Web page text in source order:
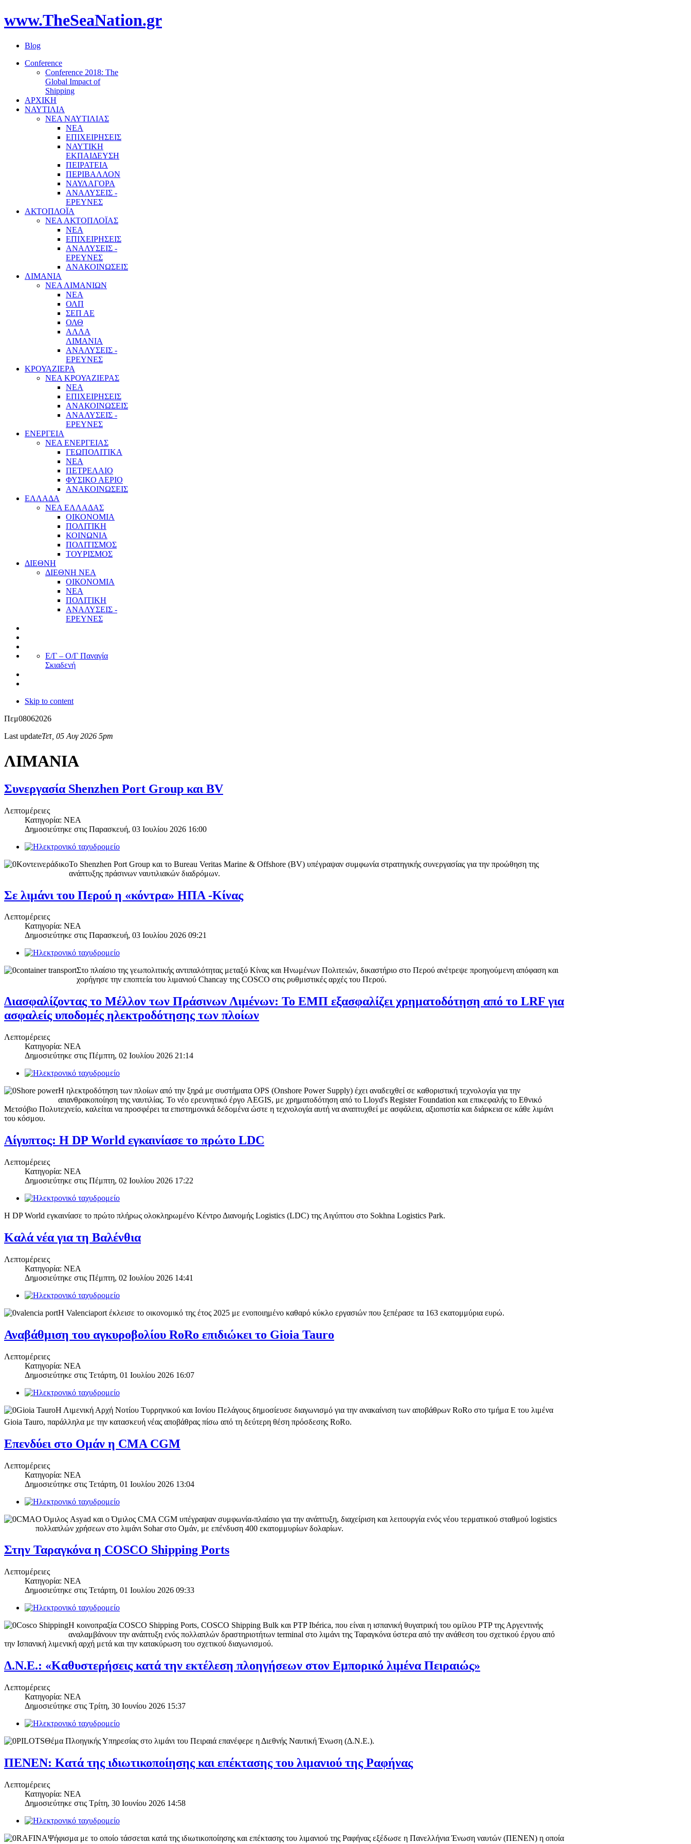
www.TheSeaNation.gr
Blog
Conference
Conference 2018: The
Global Impact of
Shipping
ΑΡΧΙΚΗ
ΝΑΥΤΙΛΙΑ
ΝΕΑ ΝΑΥΤΙΛΙΑΣ
ΝΕΑ
ΕΠΙΧΕΙΡΗΣΕΙΣ
ΝΑΥΤΙΚΗ
ΕΚΠΑΙΔΕΥΣΗ
ΠΕΙΡΑΤΕΙΑ
ΠΕΡΙΒΑΛΛΟΝ
ΝΑΥΛΑΓΟΡΑ
ΑΝΑΛΥΣΕΙΣ -
ΕΡΕΥΝΕΣ
ΑΚΤΟΠΛΟΪΑ
ΝΕΑ ΑΚΤΟΠΛΟΪΑΣ
ΝΕΑ
ΕΠΙΧΕΙΡΗΣΕΙΣ
ΑΝΑΛΥΣΕΙΣ -
ΕΡΕΥΝΕΣ
ΑΝΑΚΟΙΝΩΣΕΙΣ
ΛΙΜΑΝΙΑ
ΝΕΑ ΛΙΜΑΝΙΩΝ
ΝΕΑ
ΟΛΠ
ΣΕΠ ΑΕ
ΟΛΘ
ΑΛΛΑ
ΛΙΜΑΝΙΑ
ΑΝΑΛΥΣΕΙΣ -
ΕΡΕΥΝΕΣ
ΚΡΟΥΑΖΙΕΡΑ
ΝΕΑ ΚΡΟΥΑΖΙΕΡΑΣ
NEA
ΕΠΙΧΕΙΡΗΣΕΙΣ
ΑΝΑΚΟΙΝΩΣΕΙΣ
ΑΝΑΛΥΣΕΙΣ -
ΕΡΕΥΝΕΣ
ΕΝΕΡΓΕΙΑ
ΝΕΑ ΕΝΕΡΓΕΙΑΣ
ΓΕΩΠΟΛΙΤΙΚΑ
ΝΕΑ
ΠΕΤΡΕΛΑΙΟ
ΦΥΣΙΚΟ ΑΕΡΙΟ
ΑΝΑΚΟΙΝΩΣΕΙΣ
ΕΛΛΑΔΑ
ΝΕΑ ΕΛΛΑΔΑΣ
ΟΙΚΟΝΟΜΙΑ
ΠΟΛΙΤΙΚΗ
ΚΟΙΝΩΝΙΑ
ΠΟΛΙΤΙΣΜΟΣ
ΤΟΥΡΙΣΜΟΣ
ΔΙΕΘΝΗ
ΔΙΕΘΝΗ ΝΕΑ
ΟΙΚΟΝΟΜΙΑ
ΝΕΑ
ΠΟΛΙΤΙΚΗ
ΑΝΑΛΥΣΕΙΣ -
ΕΡΕΥΝΕΣ
Ε/Γ – Ο/Γ Παναγία
Σκιαδενή
Skip to content
Πεμ08062026
Last updateΤετ, 05 Αυγ 2026 5pm
ΛΙΜΑΝΙΑ
Συνεργασία Shenzhen Port Group και BV
Λεπτομέρειες
Κατηγορία: ΝΕΑ
Δημοσιεύτηκε στις Παρασκευή, 03 Ιουλίου 2026 16:00
Το Shenzhen Port Group και το Bureau Veritas Marine & Offshore (BV) υπέγραψαν συμφωνία στρατηγικής συνεργασίας για την προώθηση της
ανάπτυξης πράσινων ναυτιλιακών διαδρόμων.
Σε λιμάνι του Περού η «κόντρα» ΗΠΑ -Κίνας
Λεπτομέρειες
Κατηγορία: ΝΕΑ
Δημοσιεύτηκε στις Παρασκευή, 03 Ιουλίου 2026 09:21
Στο πλαίσιο της γεωπολιτικής αντιπαλότητας μεταξύ Κίνας και Ηνωμένων Πολιτειών, δικαστήριο στο Περού ανέτρεψε προηγούμενη απόφαση και
χορήγησε την εποπτεία του λιμανιού Chancay της COSCO στις ρυθμιστικές αρχές του Περού.
Διασφαλίζοντας το Μέλλον των Πράσινων Λιμένων: Το ΕΜΠ εξασφαλίζει χρηματοδότηση από το LRF για
ασφαλείς υποδομές ηλεκτροδότησης των πλοίων
Λεπτομέρειες
Κατηγορία: ΝΕΑ
Δημοσιεύτηκε στις Πέμπτη, 02 Ιουλίου 2026 21:14
Η ηλεκτροδότηση των πλοίων από την ξηρά με συστήματα OPS (Onshore Power Supply) έχει αναδειχθεί σε καθοριστική τεχνολογία για την
απανθρακοποίηση της ναυτιλίας. Το νέο ερευνητικό έργο AEGIS, με χρηματοδότηση από το Lloyd's Register Foundation και επικεφαλής το Εθνικό
Μετσόβιο Πολυτεχνείο, καλείται να προσφέρει τα επιστημονικά δεδομένα ώστε η τεχνολογία αυτή να αναπτυχθεί με ασφάλεια, αξιοπιστία και διάρκεια σε κάθε λιμάνι
του κόσμου.
Αίγυπτος: Η DP World εγκαινίασε το πρώτο LDC
Λεπτομέρειες
Κατηγορία: ΝΕΑ
Δημοσιεύτηκε στις Πέμπτη, 02 Ιουλίου 2026 17:22
Η DP World εγκαινίασε το πρώτο πλήρως ολοκληρωμένο Κέντρο Διανομής Logistics (LDC) της Αιγύπτου στο Sokhna Logistics Park.
Καλά νέα για τη Βαλένθια
Λεπτομέρειες
Κατηγορία: ΝΕΑ
Δημοσιεύτηκε στις Πέμπτη, 02 Ιουλίου 2026 14:41
Η Valenciaport έκλεισε το οικονομικό της έτος 2025 με ενοποιημένο καθαρό κύκλο εργασιών που ξεπέρασε τα 163 εκατομμύρια ευρώ.
Αναβάθμιση του αγκυροβολίου RoRo επιδιώκει το Gioia Tauro
Λεπτομέρειες
Κατηγορία: ΝΕΑ
Δημοσιεύτηκε στις Τετάρτη, 01 Ιουλίου 2026 16:07
Η Λιμενική Αρχή Νοτίου Τυρρηνικού και Ιονίου Πελάγους δημοσίευσε διαγωνισμό για την ανακαίνιση των αποβάθρων RoRo στο τμήμα Ε του λιμένα
Gioia Tauro, παράλληλα με την κατασκευή νέας αποβάθρας πίσω από τη δεύτερη θέση πρόσδεσης RoRo.
Επενδύει στο Ομάν η CMA CGM
Λεπτομέρειες
Κατηγορία: ΝΕΑ
Δημοσιεύτηκε στις Τετάρτη, 01 Ιουλίου 2026 13:04
Ο Όμιλος Asyad και ο Όμιλος CMA CGM υπέγραψαν συμφωνία-πλαίσιο για την ανάπτυξη, διαχείριση και λειτουργία ενός νέου τερματικού σταθμού logistics
πολλαπλών χρήσεων στο λιμάνι Sohar στο Ομάν, με επένδυση 400 εκατομμυρίων δολαρίων.
Στην Ταραγκόνα η COSCO Shipping Ports
Λεπτομέρειες
Κατηγορία: ΝΕΑ
Δημοσιεύτηκε στις Τετάρτη, 01 Ιουλίου 2026 09:33
Η κοινοπραξία COSCO Shipping Ports, COSCO Shipping Bulk και PTP Ibérica, που είναι η ισπανική θυγατρική του ομίλου PTP της Αργεντινής
αναλαμβάνουν την ανάπτυξη ενός πολλαπλών δραστηριοτήτων terminal στο λιμάνι της Ταραγκόνα ύστερα από την ανάθεση του σχετικού έργου από
την Ισπανική λιμενική αρχή μετά και την κατακύρωση του σχετικού διαγωνισμού.
Δ.Ν.Ε.: «Καθυστερήσεις κατά την εκτέλεση πλοηγήσεων στον Εμπορικό λιμένα Πειραιώς»
Λεπτομέρειες
Κατηγορία: ΝΕΑ
Δημοσιεύτηκε στις Τρίτη, 30 Ιουνίου 2026 15:37
Θέμα Πλοηγικής Υπηρεσίας στο λιμάνι του Πειραιά επανέφερε η Διεθνής Ναυτική Ένωση (Δ.Ν.Ε.).
ΠΕΝΕΝ: Κατά της ιδιωτικοποίησης και επέκτασης του λιμανιού της Ραφήνας
Λεπτομέρειες
Κατηγορία: ΝΕΑ
Δημοσιεύτηκε στις Τρίτη, 30 Ιουνίου 2026 14:58
Ψήφισμα με το οποίο τάσσεται κατά της ιδιωτικοποίησης και επέκτασης του λιμανιού της Ραφήνας εξέδωσε η Πανελλήνια Ένωση ναυτών (ΠΕΝΕΝ) η οποία